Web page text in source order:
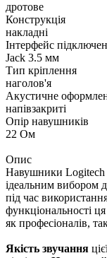
дротове
Конструкція
накладні
Інтерфейс
Jack 3.5 мм
Тип кріплення
наголов'я
Акустичне
напівзакриті
Опір навушників
22 Ом
Опис
Навушники Logitech
ідеальним вибором
під час
функціональності
як професіоналів,
Якість звучання